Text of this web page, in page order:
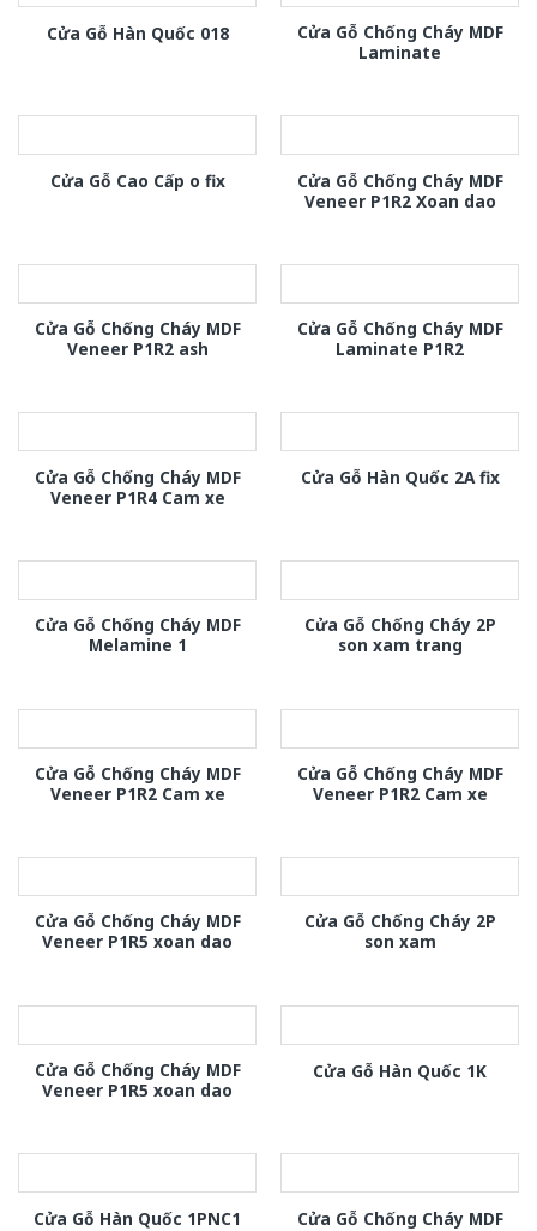
Cửa Gỗ Hàn Quốc 018
Cửa Gỗ Chống Cháy MDF
Laminate
Cửa Gỗ Cao Cấp o fix
Cửa Gỗ Chống Cháy MDF
Veneer P1R2 Xoan dao
Cửa Gỗ Chống Cháy MDF
Veneer P1R2 ash
Cửa Gỗ Chống Cháy MDF
Laminate P1R2
Cửa Gỗ Chống Cháy MDF
Veneer P1R4 Cam xe
Cửa Gỗ Hàn Quốc 2A fix
Cửa Gỗ Chống Cháy MDF
Melamine 1
Cửa Gỗ Chống Cháy 2P
son xam trang
Cửa Gỗ Chống Cháy MDF
Veneer P1R2 Cam xe
Cửa Gỗ Chống Cháy MDF
Veneer P1R2 Cam xe
Cửa Gỗ Chống Cháy MDF
Veneer P1R5 xoan dao
Cửa Gỗ Chống Cháy 2P
son xam
Cửa Gỗ Chống Cháy MDF
Veneer P1R5 xoan dao
Cửa Gỗ Hàn Quốc 1K
Cửa Gỗ Hàn Quốc 1PNC1
Cửa Gỗ Chống Cháy MDF